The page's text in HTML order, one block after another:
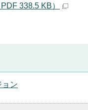
338.5 KB）
ン